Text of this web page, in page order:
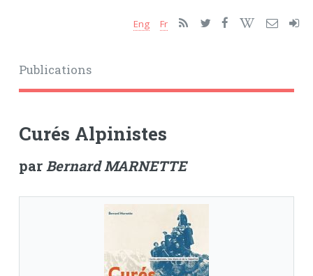
Publications
Eng Fr
Curés Alpinistes
parBernard MARNETTE